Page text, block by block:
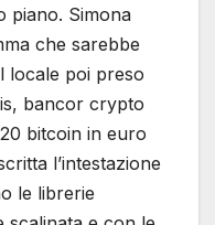
piano. Simona
che sarebbe
locale poi preso
bancor crypto
bitcoin in euro
l’intestazione
le librerie